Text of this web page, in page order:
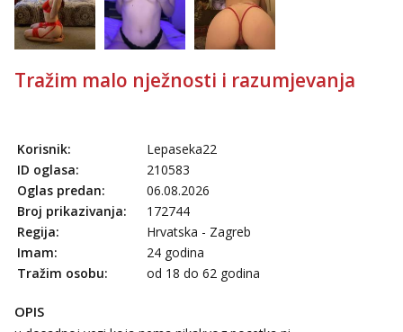
Tražim malo nježnosti i razumjevanja
Korisnik:
Lepaseka22
ID oglasa:
210583
Oglas predan:
06.08.2026
Broj prikazivanja:
172744
Regija:
Hrvatska - Zagreb
Imam:
24 godina
Tražim osobu:
od 18 do 62 godina
OPIS